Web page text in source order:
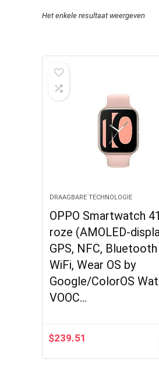
Het enkele resultaat weergeven
DRAAGBARE TECHNOLOGIE
OPPO Smartwatch
roze (AMOLED-
GPS, NFC, Bluetooth
WiFi, Wear OS by
Google/ColorOS
VOOC…
$239.51